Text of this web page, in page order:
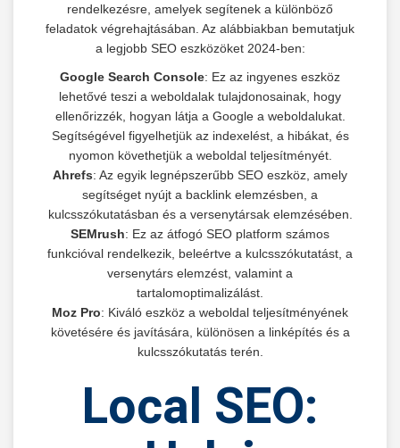
rendelkezésre, amelyek segítenek a különböző
feladatok végrehajtásában. Az alábbiakban bemutatjuk
a legjobb SEO eszközöket 2024-ben:
Google Search Console: Ez az ingyenes eszköz
lehetővé teszi a weboldalak tulajdonosainak, hogy
ellenőrizzék, hogyan látja a Google a weboldalukat.
Segítségével figyelhetjük az indexelést, a hibákat, és
nyomon követhetjük a weboldal teljesítményét.
Ahrefs: Az egyik legnépszerűbb SEO eszköz, amely
segítséget nyújt a backlink elemzésben, a
kulcsszókutatásban és a versenytársak elemzésében.
SEMrush: Ez az átfogó SEO platform számos
funkcióval rendelkezik, beleértve a kulcsszókutatást, a
versenytárs elemzést, valamint a
tartalomoptimalizálást.
Moz Pro: Kiváló eszköz a weboldal teljesítményének
követésére és javítására, különösen a linképítés és a
kulcsszókutatás terén.
Local SEO: